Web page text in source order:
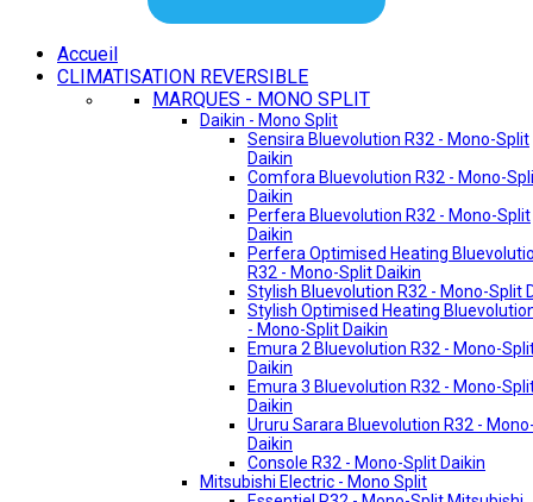
Accueil
CLIMATISATION REVERSIBLE
MARQUES - MONO SPLIT
Daikin - Mono Split
Sensira Bluevolution R32 - Mono-Split
Daikin
Comfora Bluevolution R32 - Mono-
Daikin
Perfera Bluevolution R32 - Mono-Split
Daikin
Perfera Optimised Heating
R32 - Mono-Split Daikin
Stylish Bluevolution R32 - Mono-Split
Stylish Optimised Heating
- Mono-Split Daikin
Emura 2 Bluevolution R32 - Mono-
Daikin
Emura 3 Bluevolution R32 - Mono-
Daikin
Ururu Sarara Bluevolution R32 -
Daikin
Console R32 - Mono-Split Daikin
Mitsubishi Electric - Mono Split